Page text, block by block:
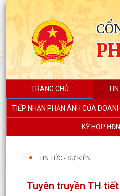
TRANG CHỦ
TIẾP NHẬN PHẢN ÁNH CỦA
KỲ HỌP
TIN TỨC - SỰ KIỆN
Tuyên truyền TH